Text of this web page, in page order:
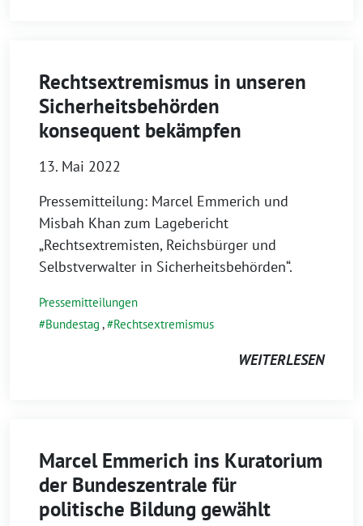
Rechtsextremismus in unseren
Sicherheitsbehörden
konsequent bekämpfen
13. Mai 2022
Pressemitteilung: Marcel Emmerich und
Misbah Khan zum Lagebericht
„Rechtsextremisten, Reichsbürger und
Selbstverwalter in Sicherheitsbehörden“.
Pressemitteilungen
Bundestag , Rechtsextremismus
WEITERLESEN
Marcel Emmerich ins Kuratorium
der Bundeszentrale für
politische Bildung gewählt